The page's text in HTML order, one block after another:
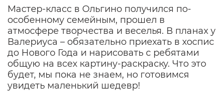
Мастер-класс в Ольгино получился по-
особенному семейным, прошел в
атмосфере творчества и веселья. В планах у
Валериуса – обязательно приехать в хоспис
до Нового Года и нарисовать с ребятами
общую на всех картину-раскраску. Что это
будет, мы пока не знаем, но готовимся
увидеть маленький шедевр!